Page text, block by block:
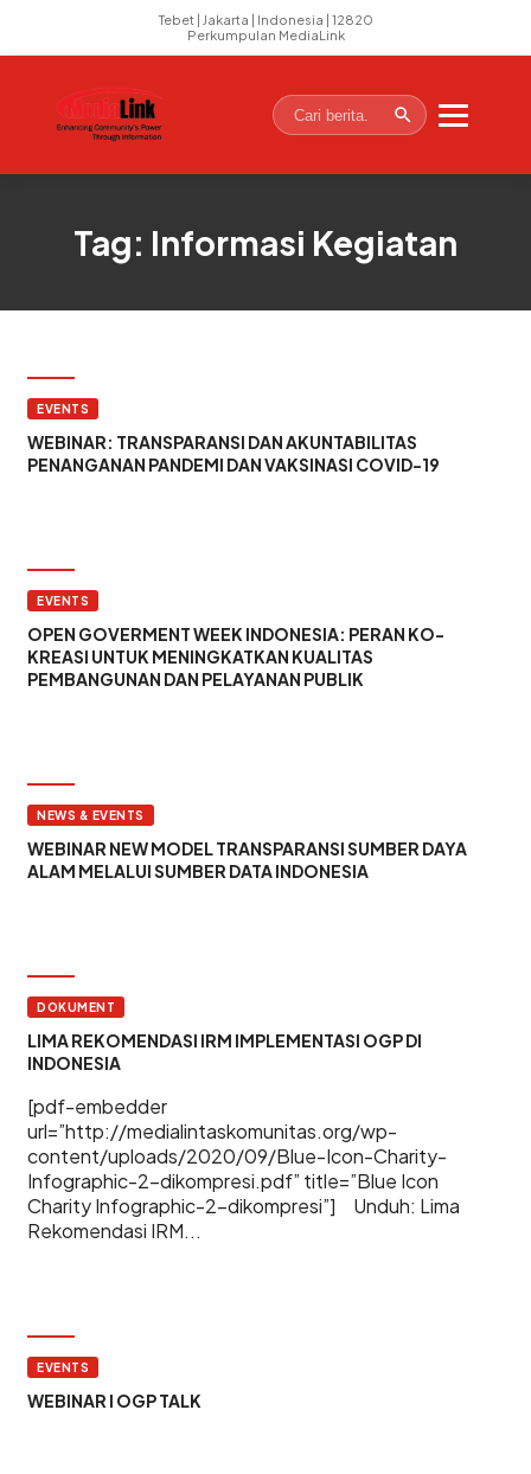
Tebet | Jakarta | Indonesia | 12820
Perkumpulan MediaLink
Tag: Informasi Kegiatan
EVENTS
WEBINAR: TRANSPARANSI DAN AKUNTABILITAS
PENANGANAN PANDEMI DAN VAKSINASI COVID-19
EVENTS
OPEN GOVERMENT WEEK INDONESIA: PERAN KO-
KREASI UNTUK MENINGKATKAN KUALITAS
PEMBANGUNAN DAN PELAYANAN PUBLIK
NEWS & EVENTS
WEBINAR NEW MODEL TRANSPARANSI SUMBER DAYA
ALAM MELALUI SUMBER DATA INDONESIA
DOKUMENT
LIMA REKOMENDASI IRM IMPLEMENTASI OGP DI
INDONESIA
[pdf-embedder
url=”http://medialintaskomunitas.org/wp-
content/uploads/2020/09/Blue-Icon-Charity-
Infographic-2-dikompresi.pdf” title=”Blue Icon
Charity Infographic-2-dikompresi”] Unduh: Lima
Rekomendasi IRM...
EVENTS
WEBINAR I OGP TALK